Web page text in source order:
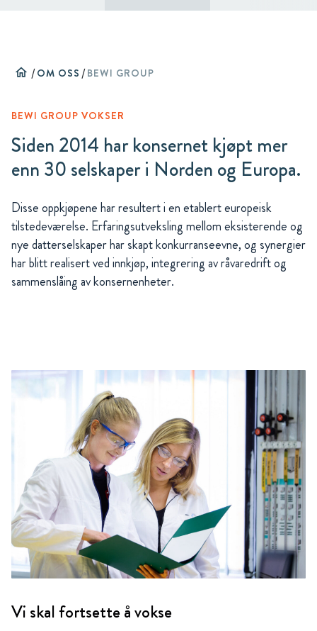
home /OM OSS /BEWI GROUP
BEWI GROUP VOKSER
Siden 2014 har konsernet kjøpt mer
enn 30 selskaper i Norden og Europa.
Disse oppkjøpene har resultert i en etablert europeisk
tilstedeværelse. Erfaringsutveksling mellom eksisterende og
nye datterselskaper har skapt konkurranseevne, og synergier
har blitt realisert ved innkjøp, integrering av råvaredrift og
sammenslåing av konsernenheter.
Vi skal fortsette å vokse